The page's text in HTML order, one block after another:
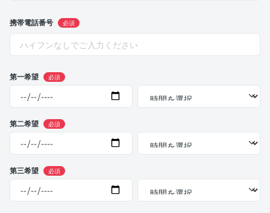
携帯電話番号 必須
第一希望 必須
第二希望 必須
第三希望 必須